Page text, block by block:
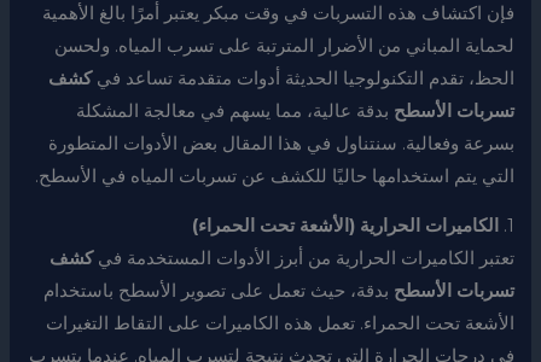
فإن اكتشاف هذه التسربات في وقت مبكر يعتبر أمرًا بالغ الأهمية
لحماية المباني من الأضرار المترتبة على تسرب المياه. ولحسن
الحظ، تقدم التكنولوجيا الحديثة أدوات متقدمة تساعد فيكشف
تسربات الأسطح بدقة عالية، مما يسهم في معالجة المشكلة
بسرعة وفعالية. سنتناول في هذا المقال بعض الأدوات المتطورة
التي يتم استخدامها حاليًا للكشف عن تسربات المياه في الأسطح.
1.
الكاميرات الحرارية (الأشعة تحت الحمراء)
تعتبر الكاميرات الحرارية من أبرز الأدوات المستخدمة فيكشف
تسربات الأسطح بدقة، حيث تعمل على تصوير الأسطح باستخدام
الأشعة تحت الحمراء. تعمل هذه الكاميرات على التقاط التغيرات
في درجات الحرارة التي تحدث نتيجة لتسرب المياه. عندما يتسرب